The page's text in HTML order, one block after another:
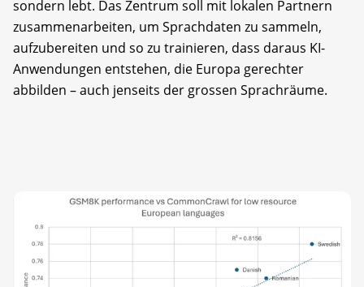
sondern lebt. Das Zentrum soll mit lokalen Partnern
zusammenarbeiten, um Sprachdaten zu sammeln,
aufzubereiten und so zu trainieren, dass daraus KI-
Anwendungen entstehen, die Europa gerechter
abbilden – auch jenseits der grossen Sprachräume.